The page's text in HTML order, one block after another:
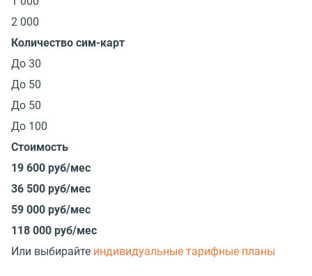
2 000
Количество сим-карт
До 30
До 50
До 50
До 100
Стоимость
19 600 руб/мес
36 500 руб/мес
59 000 руб/мес
118 000 руб/мес
Или выбирайте индивидуальные тарифные планы